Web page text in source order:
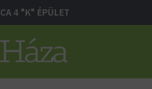
4 "K" ÉPÜLET